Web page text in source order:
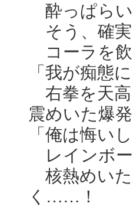
酔っぱら
そう、確
コーラを飲
「我が痴態
右拳を天高
震めいた爆
「俺は悔い
レインボー
核熱めいた
く……！